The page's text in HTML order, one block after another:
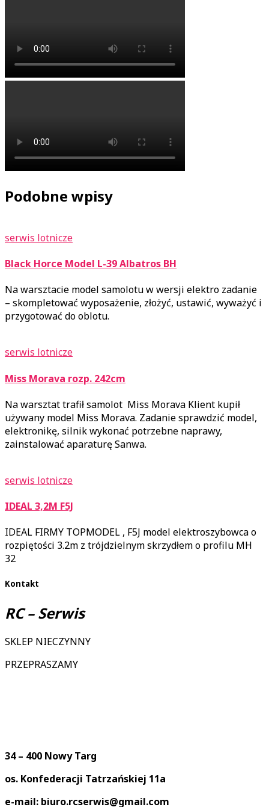
Podobne wpisy
serwis lotnicze
Black Horce Model L-39 Albatros BH
Na warsztacie model samolotu w wersji elektro zadanie
– skompletować wyposażenie, złożyć, ustawić, wyważyć i
przygotować do oblotu.
serwis lotnicze
Miss Morava rozp. 242cm
Na warsztat trafił samolot Miss Morava Klient kupił
używany model Miss Morava. Zadanie sprawdzić model,
elektronikę, silnik wykonać potrzebne naprawy,
zainstalować aparaturę Sanwa.
serwis lotnicze
IDEAL 3,2M F5J
IDEAL FIRMY TOPMODEL , F5J model elektroszybowca o
rozpiętości 3.2m z trójdzielnym skrzydłem o profilu MH
32
Kontakt
RC – Serwis
SKLEP NIECZYNNY
PRZEPRASZAMY
34 – 400 Nowy Targ
os. Konfederacji Tatrzańskiej 11a
e-mail: biuro.rcserwis@gmail.com